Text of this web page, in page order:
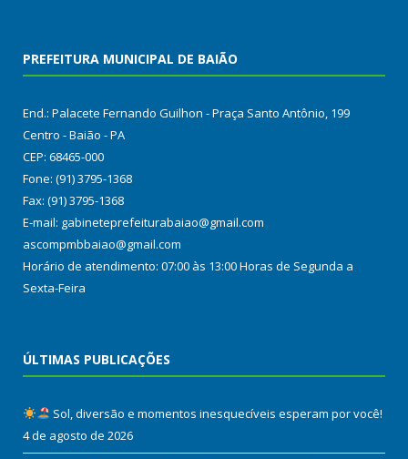
PREFEITURA MUNICIPAL DE BAIÃO
End.: Palacete Fernando Guilhon - Praça Santo Antônio, 199
Centro - Baião - PA
CEP: 68465-000
Fone: (91) 3795-1368
Fax: (91) 3795-1368
E-mail: gabineteprefeiturabaiao@gmail.com
ascompmbbaiao@gmail.com
Horário de atendimento: 07:00 às 13:00 Horas de Segunda a
Sexta-Feira
ÚLTIMAS PUBLICAÇÕES
Sol, diversão e momentos inesquecíveis esperam por você!
4 de agosto de 2026